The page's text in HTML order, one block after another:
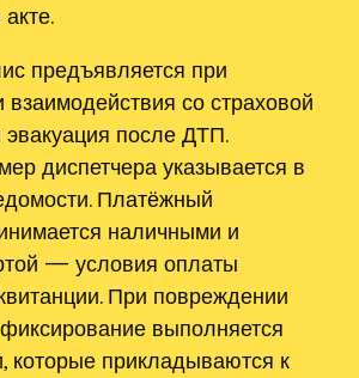
предъявляется при
взаимодействия со страховой
после ДТП.
диспетчера указывается в
Платёжный
наличными и
— условия оплаты
При повреждении
выполняется
которые прикладываются к